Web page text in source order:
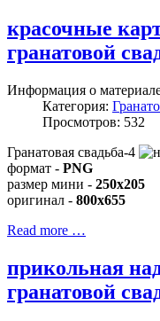
красочные
гранатовой
Информация о
Категория:
Просмотров: 532
Гранатовая свадьба-4
формат - PNG
размер мини - 250x205
оригинал - 800x655
Read more …
прикольная
гранатовой